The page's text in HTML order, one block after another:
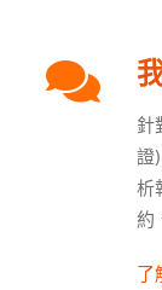
針
證
析
約
了